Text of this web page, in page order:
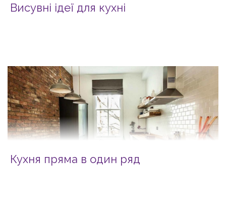
Висувні ідеї для кухні
Кухня пряма в один ряд